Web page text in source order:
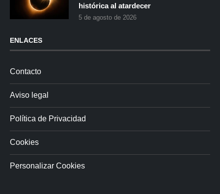
histórica al atardecer
5 de agosto de 2026
ENLACES
Contacto
Aviso legal
Política de Privacidad
Cookies
Personalizar Cookies